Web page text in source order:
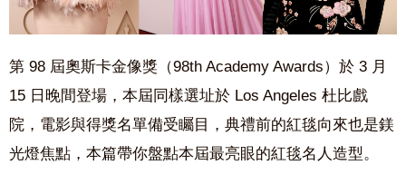
第 98 屆奧斯卡金像獎（98th Academy Awards）於 3 月
15 日晚間登場，本屆同樣選址於 Los Angeles 杜比戲
院，電影與得獎名單備受矚目，典禮前的紅毯向來也是鎂
光燈焦點，本篇帶你盤點本屆最亮眼的紅毯名人造型。